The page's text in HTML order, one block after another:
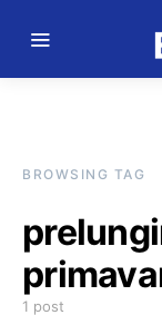
BROWSING TAG
1 post